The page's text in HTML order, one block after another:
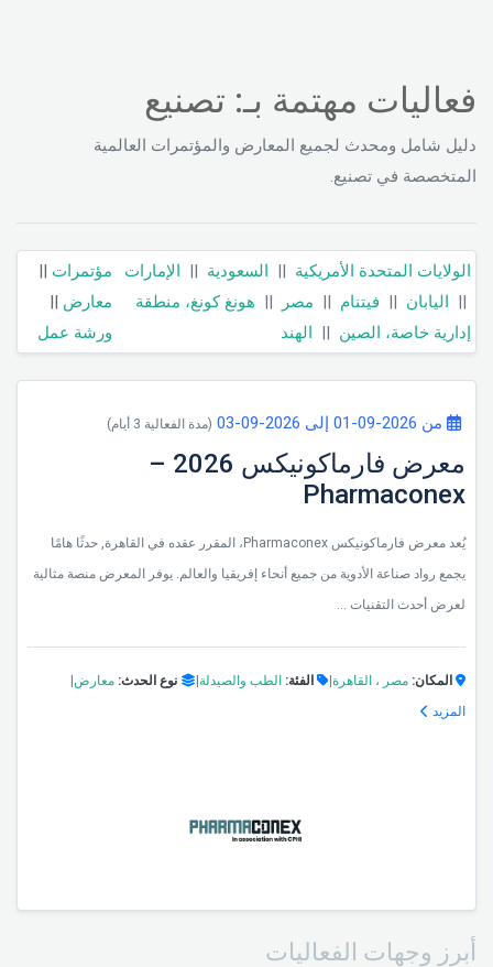
فعاليات مهتمة بـ: تصنيع
دليل شامل ومحدث لجميع المعارض والمؤتمرات العالمية
المتخصصة في تصنيع.
الولايات المتحدة الأمريكية || السعودية || الإمارات
|| اليابان || فيتنام || مصر || هونغ كونغ، منطقة
إدارية خاصة، الصين || الهند
مؤتمرات ||
معارض ||
ورشة عمل
من 2026-09-01 إلى 2026-09-03 (مدة الفعالية 3 أيام)
معرض فارماكونيكس 2026 –
Pharmaconex
يُعد معرض فارماكونيكس Pharmaconex، المقرر عقده في القاهرة, حدثًا هامًا
يجمع رواد صناعة الأدوية من جميع أنحاء إفريقيا والعالم. يوفر المعرض منصة مثالية
لعرض أحدث التقنيات ...
المكان: مصر ، القاهرة الفئة: الطب والصيدلة نوع الحدث: معارض
المزيد
أبرز وجهات الفعاليات